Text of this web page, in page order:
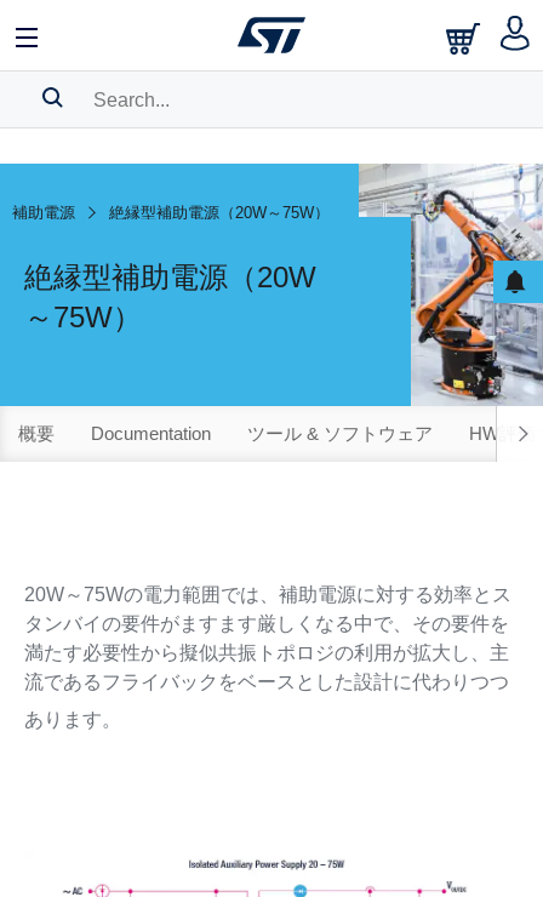
BOOKMARK
補助電源 絶縁型補助電源（20W～75W）
絶縁型補助電源（20W
～75W）
概要 Documentation ツール & ソフトウェア HW評価
20W～75Wの電力範囲では、補助電源に対する効率とス
タンバイの要件がますます厳しくなる中で、その要件を
満たす必要性から擬似共振トポロジの利用が拡大し、主
流であるフライバックをベースとした設計に代わりつつ
あります。